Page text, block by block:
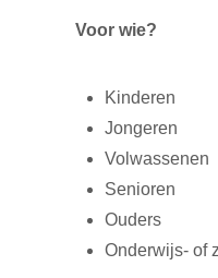
Voor wie?
Kinderen
Jongeren
Volwassenen
Senioren
Ouders
Onderwijs- of